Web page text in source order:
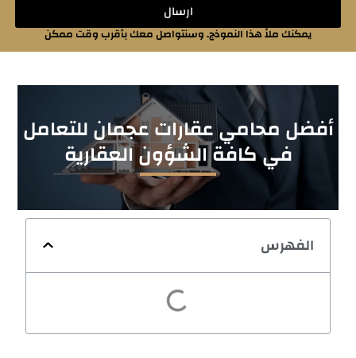
ارسال
يمكنك ملأ هذا النموذج. وسنتواصل معك بأقرب وقت ممكن
أفضل محامي عقارات عجمان للتعامل
في كافة الشؤون العقارية
الفهرس